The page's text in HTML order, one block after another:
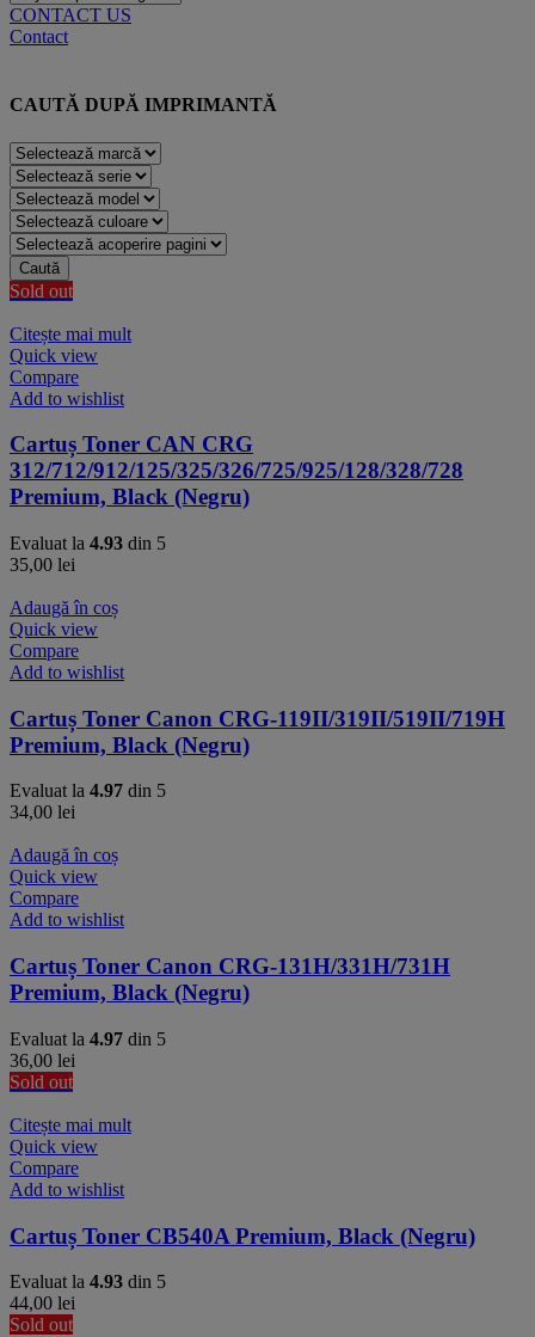
CONTACT US
Contact
CAUTĂ DUPĂ IMPRIMANTĂ
Caută
Sold out
Citește mai mult
Quick view
Compare
Add to wishlist
Cartuș Toner CAN CRG
312/712/912/125/325/326/725/925/128/328/728
Premium, Black (Negru)
Evaluat la 4.93 din 5
35,00 lei
Adaugă în coș
Quick view
Compare
Add to wishlist
Cartuș Toner Canon CRG-119II/319II/519II/719H
Premium, Black (Negru)
Evaluat la 4.97 din 5
34,00 lei
Adaugă în coș
Quick view
Compare
Add to wishlist
Cartuș Toner Canon CRG-131H/331H/731H
Premium, Black (Negru)
Evaluat la 4.97 din 5
36,00 lei
Sold out
Citește mai mult
Quick view
Compare
Add to wishlist
Cartuș Toner CB540A Premium, Black (Negru)
Evaluat la 4.93 din 5
44,00 lei
Sold out